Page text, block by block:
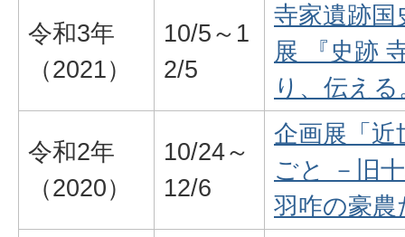
令和3年
（2021）
10/5～1
2/5
寺家遺跡国
展 『史跡
り、伝え
令和2年
（2020）
10/24～
12/6
企画展「
ごと －旧
羽咋の豪農